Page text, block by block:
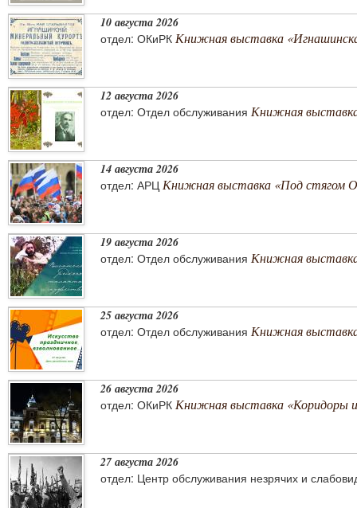
10 августа 2026
отдел: ОКиРК Книжная выставка
12 августа 2026
отдел: Отдел обслуживания Книжная
14 августа 2026
отдел: АРЦ Книжная выставка «Под стягом
19 августа 2026
отдел: Отдел обслуживания Книжная
25 августа 2026
отдел: Отдел обслуживания Книжная
26 августа 2026
отдел: ОКиРК Книжная выставка «Коридоры
27 августа 2026
отдел: Центр обслуживания незрячих и